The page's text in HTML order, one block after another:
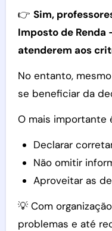
👉 Sim,
Imposto de Renda
atenderem aos
No entanto,
se beneficiar da
O mais importante
Declarar
Não omitir
Aproveitar as
💡 Com
problemas e até